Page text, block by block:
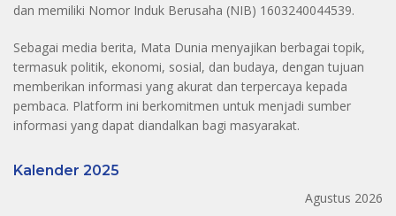
dan memiliki Nomor Induk Berusaha (NIB) 1603240044539.
Sebagai media berita, Mata Dunia menyajikan berbagai topik,
termasuk politik, ekonomi, sosial, dan budaya, dengan tujuan
memberikan informasi yang akurat dan terpercaya kepada
pembaca. Platform ini berkomitmen untuk menjadi sumber
informasi yang dapat diandalkan bagi masyarakat.
Kalender 2025
Agustus 2026